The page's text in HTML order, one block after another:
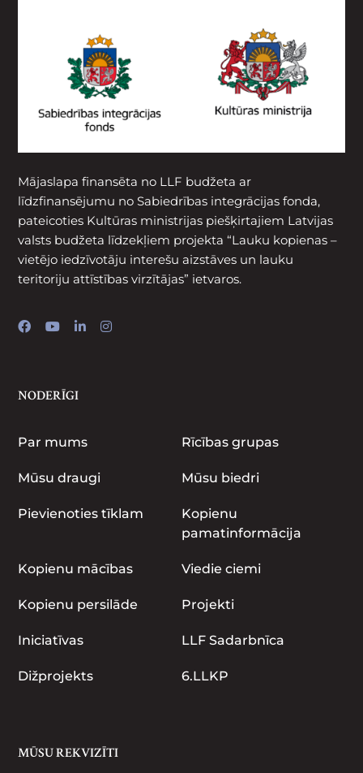
Mājaslapa finansēta no LLF budžeta ar
līdzfinansējumu no Sabiedrības integrācijas fonda,
pateicoties Kultūras ministrijas piešķirtajiem Latvijas
valsts budžeta līdzekļiem projekta “Lauku kopienas –
vietējo iedzīvotāju interešu aizstāves un lauku
teritoriju attīstības virzītājas” ietvaros.
NODERĪGI
Par mums Rīcības grupas
Mūsu draugi Mūsu biedri
Pievienoties tīklam
Kopienu
pamatinformācija
Kopienu mācības Viedie ciemi
Kopienu persilāde Projekti
Iniciatīvas LLF Sadarbnīca
Dižprojekts 6.LLKP
MŪSU REKVIZĪTI